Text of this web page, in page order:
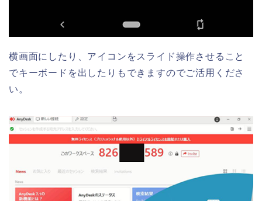
横画面にしたり、アイコンをスライド操作させること
でキーボードを出したりもできますのでご活用くださ
い。